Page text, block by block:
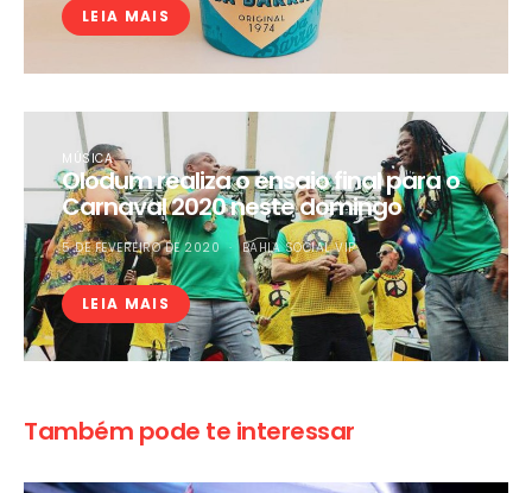
LEIA MAIS
MÚSICA
Olodum realiza o ensaio final para o
Carnaval 2020 neste domingo
5 DE FEVEREIRO DE 2020 BAHIA SOCIAL VIP
LEIA MAIS
Também pode te interessar